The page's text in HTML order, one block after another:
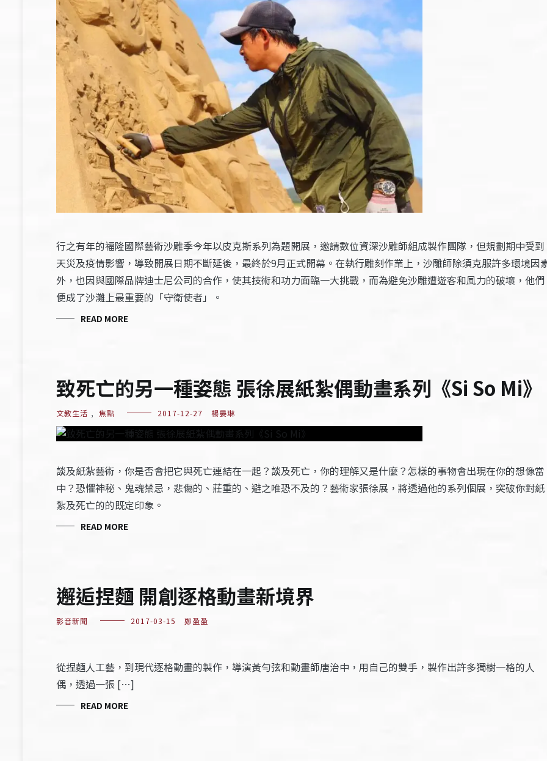
行之有年的福隆國際藝術沙雕季今年以皮克斯系列為題開展，邀請數位資深沙雕師組成製作團隊，但規劃期中受到
天災及疫情影響，導致開展日期不斷延後，最終於9月正式開幕。在執行雕刻作業上，沙雕師除須克服許多環境因
外，也因與國際品牌迪士尼公司的合作，使其技術和功力面臨一大挑戰，而為避免沙雕遭遊客和風力的破壞，他們
便成了沙灘上最重要的「守衛使者」。
READ MORE
致死亡的另一種姿態 張徐展紙紮偶動畫系列《Si So Mi》
文教生活 , 焦點 2017-12-27 楊晏琳
談及紙紮藝術，你是否會把它與死亡連結在一起？談及死亡，你的理解又是什麼？怎樣的事物會出現在你的想像當
中？恐懼神秘、鬼魂禁忌，悲傷的、莊重的、避之唯恐不及的？藝術家張徐展，將透過他的系列個展，突破你對紙
紮及死亡的的既定印象。
READ MORE
邂逅捏麵 開創逐格動畫新境界
影音新聞 2017-03-15 鄭盈盈
從捏麵人工藝，到現代逐格動畫的製作，導演黃勻弦和動畫師唐治中，用自己的雙手，製作出許多獨樹一格的人
偶，透過一張 […]
READ MORE